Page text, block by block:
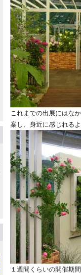
これまでの出展にはな
案し、身近に感じれる
１週間くらいの開催期